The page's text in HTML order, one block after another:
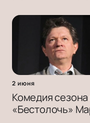
2 июня
Комедия
«Бестолочь»